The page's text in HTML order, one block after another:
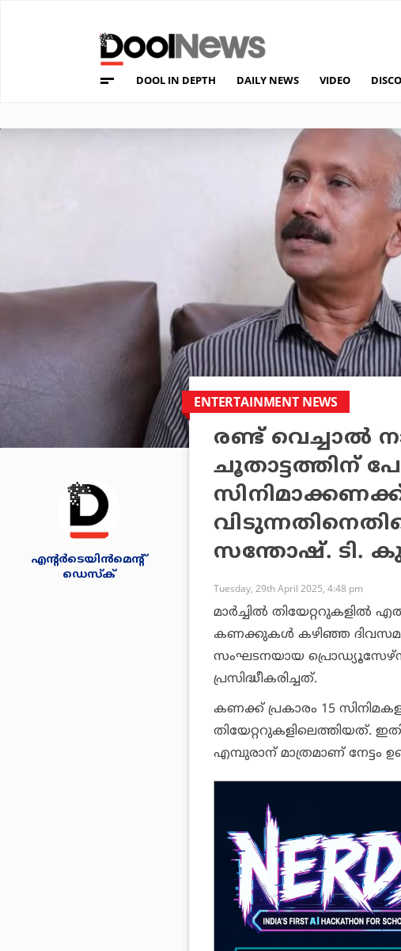
DOOL IN DEPTH DAILY NEWS VIDEO
എന്റര്‍ടെയിന്‍മെന്റ്
ഡെസ്‌ക്
ENTERTAINMENT NEWS
രണ്ട് വെച്ചാൽ
ചൂതാട്ടത്തിന്
സന്തോഷ്. ടി.
Tuesday, 29th April 2025, 4:48 pm
മാർച്ചിൽ തിയേറ്ററുകളിൽ
കണക്കുകൾ കഴിഞ്ഞ
സംഘടനയായ
പ്രസിദ്ധീകരിച്ചത്.
കണക്ക് പ്രകാരം 15
തിയേറ്ററുകളിലെത്തിയത്.
എമ്പുരാന് മാത്രമാണ് നേട്ടം